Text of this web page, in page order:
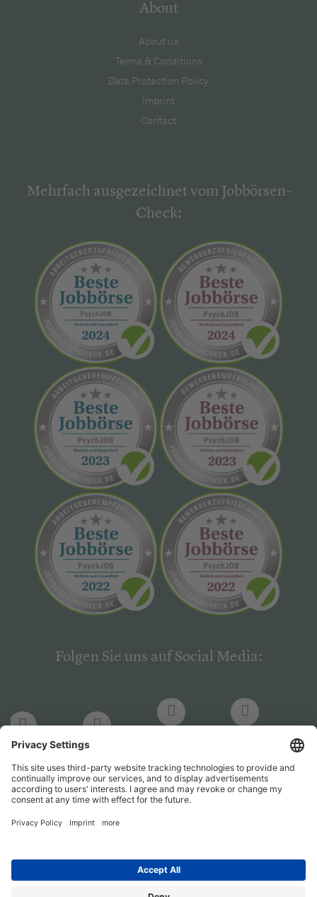
About
About us
Terms & Conditions
Data Protection Policy
Imprint
Contact
Mehrfach ausgezeichnet vom Jobbörsen-
Check:
Folgen Sie uns auf Social Media:
LinkedIn
PsychJOB PsychJOB
Hogrefe
Verlag
Hogrefe
Verlag